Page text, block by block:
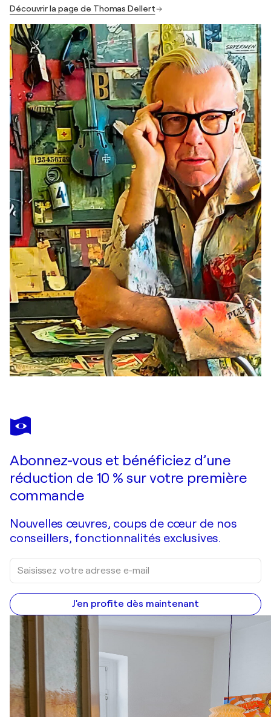
Découvrir la page de Thomas Dellert
Abonnez-vous et bénéficiez d’une
réduction de 10 % sur votre première
commande
Nouvelles œuvres, coups de cœur de nos
conseillers, fonctionnalités exclusives.
J'en profite dès maintenant